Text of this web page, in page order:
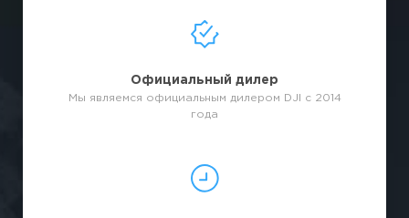
Официальный дилер
Мы являемся официальным дилером DJI с 2014
года